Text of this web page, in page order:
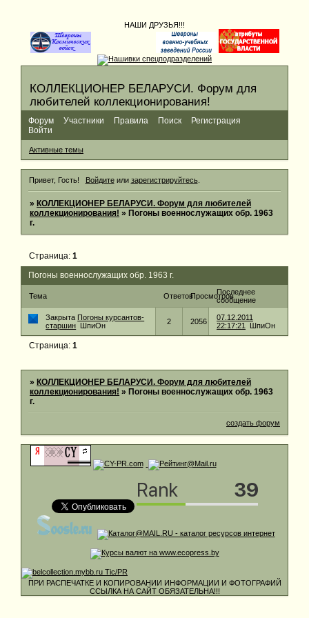
НАШИ ДРУЗЬЯ!!!
КОЛЛЕКЦИОНЕР БЕЛАРУСИ. Форум для
любителей коллекционирования!
Форум Участники Правила Поиск
Регистрация
Войти
Активные темы
Привет, Гость! Войдитеили зарегистрируйтесь.
»КОЛЛЕКЦИОНЕР БЕЛАРУСИ. Форум для любителей
коллекционирования! »Погоны военнослужащих обр. 1963
г.
Погоны военнослужащих обр. 1963 г.
Страница:1
Тема ОтветовПросмотровПоследнее
сообщение
Закрыта Погоны курсантов-
старшин
ШпиОн 2 2056
07.12.2011
22:17:21
ШпиОн
Страница:1
»КОЛЛЕКЦИОНЕР БЕЛАРУСИ. Форум для любителей
коллекционирования! »Погоны военнослужащих обр. 1963
г.
создать форум
ПРИ РАСПЕЧАТКЕ И КОПИРОВАНИИ ИНФОРМАЦИИ И ФОТОГРАФИЙ
ССЫЛКА НА САЙТ ОБЯЗАТЕЛЬНА!!!